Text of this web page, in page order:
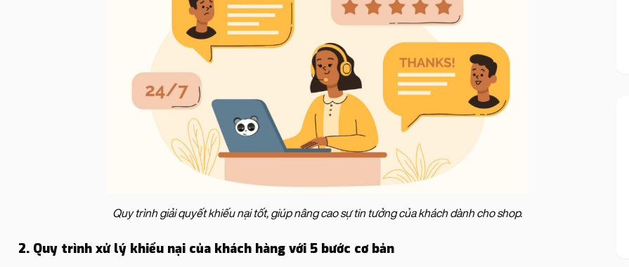
Quy trình giải quyết khiếu nại tốt, giúp nâng cao sự tin tưởng của khách dành cho shop.
2. Quy trình xử lý khiếu nại của khách hàng với 5 bước cơ bản